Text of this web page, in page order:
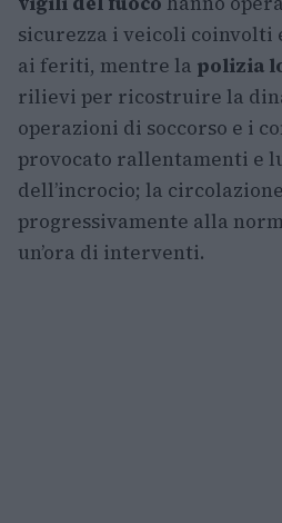
sicurezza i veicoli coinvolti
ai feriti, mentre la polizia
rilievi per ricostruire la
operazioni di soccorso e i
provocato rallentamenti e
dell’incrocio; la
progressivamente alla
un’ora di interventi.